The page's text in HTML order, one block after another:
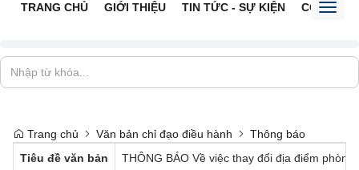
TRANG CHỦ GIỚI THIỆU TIN TỨC - SỰ KIỆN CỔNG
Trang chủ Văn bản chỉ đạo điều hành
Thông báo
Tiêu đề văn bản
THÔNG BÁO Về việc thay đổi địa điểm